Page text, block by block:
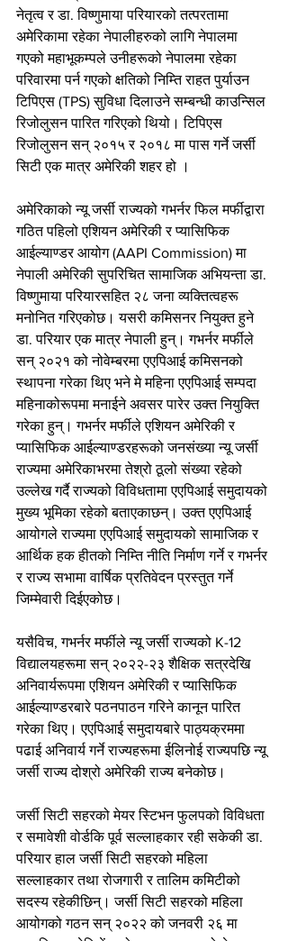
नेतृत्व र डा. विष्णुमाया परियारको तत्परतामा
अमेरिकामा रहेका नेपालीहरुको लागि नेपालमा
गएको महाभूकम्पले उनीहरूको नेपालमा रहेका
परिवारमा पर्न गएको क्षतिको निम्ति राहत पुर्याउन
टिपिएस (TPS) सुविधा दिलाउने सम्बन्धी काउन्सिल
रिजोलुसन पारित गरिएको थियो। टिपिएस
रिजोलुसन सन् २०१५ र २०१८ मा पास गर्ने जर्सी
सिटी एक मात्र अमेरिकी शहर हो ।
अमेरिकाको न्यू जर्सी राज्यको गभर्नर फिल मर्फीद्वारा
गठित पहिलो एशियन अमेरिकी र प्यासिफिक
आईल्याण्डर आयोग (AAPI Commission) मा
नेपाली अमेरिकी सुपरिचित सामाजिक अभियन्ता डा.
विष्णुमाया परियारसहित २८ जना व्यक्तित्वहरू
मनोनित गरिएकोछ। यसरी कमिसनर नियुक्त हुने
डा. परियार एक मात्र नेपाली हुन्। गभर्नर मर्फीले
सन् २०२१ को नोवेम्बरमा एएपिआई कमिसनको
स्थापना गरेका थिए भने मे महिना एएपिआई सम्पदा
महिनाकोरूपमा मनाईने अवसर पारेर उक्त नियुक्ति
गरेका हुन्। गभर्नर मर्फीले एशियन अमेरिकी र
प्यासिफिक आईल्याण्डरहरूको जनसंख्या न्यू जर्सी
राज्यमा अमेरिकाभरमा तेश्रो ठूलो संख्या रहेको
उल्लेख गर्दै राज्यको विविधतामा एएपिआई समुदायको
मुख्य भूमिका रहेको बताएकाछन्। उक्त एएपिआई
आयोगले राज्यमा एएपिआई समुदायको सामाजिक र
आर्थिक हक हीतको निम्ति नीति निर्माण गर्ने र गभर्नर
र राज्य सभामा वार्षिक प्रतिवेदन प्रस्तुत गर्ने
जिम्मेवारी दिईएकोछ।
यसैविच, गभर्नर मर्फीले न्यू जर्सी राज्यको K-12
विद्यालयहरूमा सन् २०२२-२३ शैक्षिक सत्रदेखि
अनिवार्यरूपमा एशियन अमेरिकी र प्यासिफिक
आईल्याण्डरबारे पठनपाठन गरिने कानून पारित
गरेका थिए। एएपिआई समुदायबारे पाठ्यक्रममा
पढाई अनिवार्य गर्ने राज्यहरूमा ईलिनोई राज्यपछि न्यू
जर्सी राज्य दोश्रो अमेरिकी राज्य बनेकोछ।
जर्सी सिटी सहरको मेयर स्टिभन फुलपको विविधता
र समावेशी वोर्डकि पूर्व सल्लाहकार रही सकेकी डा.
परियार हाल जर्सी सिटी सहरको महिला
सल्लाहकार तथा रोजगारी र तालिम कमिटीको
सदस्य रहेकीछिन्। जर्सी सिटी सहरको महिला
आयोगको गठन सन् २०२२ को जनवरी २६ मा